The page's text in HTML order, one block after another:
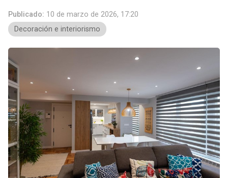
Publicado: 10 de marzo de 2026, 17:20
Decoración e interiorismo